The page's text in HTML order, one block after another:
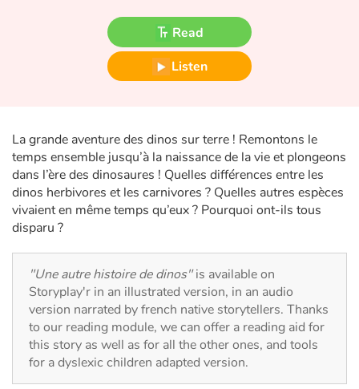
Ecology, nature, seasons
Around the world
Learning
Arts, space, activities
With the family
Daily life and hobbies
At school
Read
Listen
La grande aventure des dinos sur terre ! Remontons le
temps ensemble jusqu’à la naissance de la vie et plongeons
dans l’ère des dinosaures ! Quelles différences entre les
dinos herbivores et les carnivores ? Quelles autres espèces
vivaient en même temps qu’eux ? Pourquoi ont-ils tous
disparu ?
"Une autre histoire de dinos"is available on
Storyplay'r in an illustrated version, in an audio
version narrated by french native storytellers. Thanks
to our reading module, we can offer a reading aid for
this story as well as for all the other ones, and tools
for a dyslexic children adapted version.